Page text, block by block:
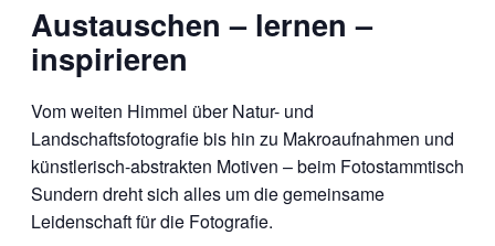
Austauschen – lernen –
inspirieren
Vom weiten Himmel über Natur- und
Landschaftsfotografie bis hin zu Makroaufnahmen und
künstlerisch-abstrakten Motiven – beim Fotostammtisch
Sundern dreht sich alles um die gemeinsame
Leidenschaft für die Fotografie.